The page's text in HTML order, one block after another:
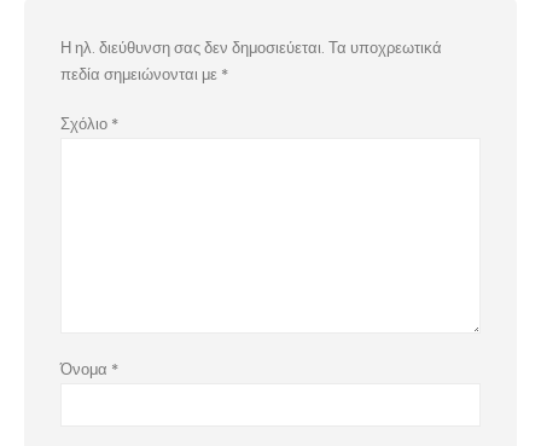
Η ηλ. διεύθυνση σας δεν δημοσιεύεται. Τα υποχρεωτικά
πεδία σημειώνονται με *
Σχόλιο *
Όνομα *